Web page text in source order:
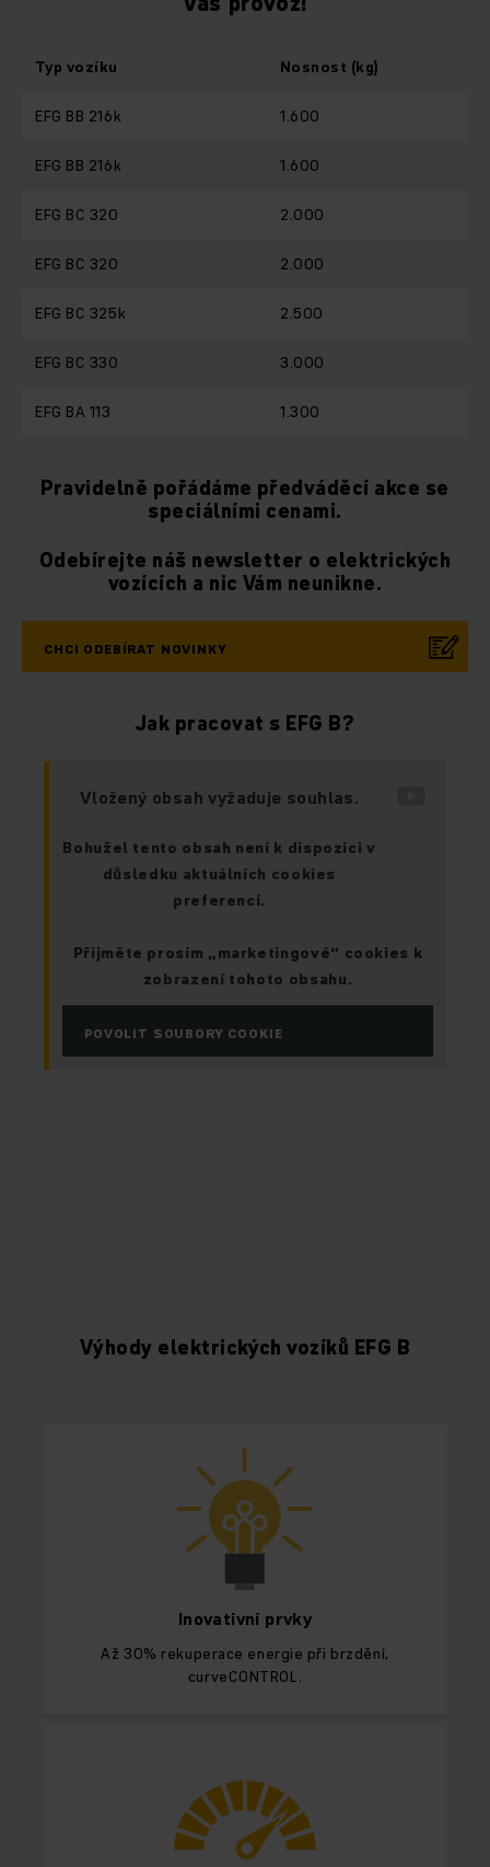
Typ vozíku Nosnost (kg)
EFG BB 216k 1.600
EFG BB 216k 1.600
EFG BC 320 2.000
EFG BC 320 2.000
EFG BC 325k 2.500
EFG BC 330 3.000
EFG BA 113 1.300
Pravidelně pořádáme předváděcí akce se
speciálními cenami.
Odebírejte náš newsletter o elektrických
vozících a nic Vám neunikne.
CHCI ODEBÍRAT NOVINKY
Jak pracovat s EFG B?
Vložený obsah vyžaduje souhlas.
Bohužel tento obsah není k dispozici v
důsledku aktuálních cookies
preferencí.
Přijměte prosím „marketingové“ cookies k
zobrazení tohoto obsahu.
POVOLIT SOUBORY COOKIE
Výhody elektrických vozíků EFG B
Inovativní prvky
Až 30% rekuperace energie při brzdění,
curveCONTROL.